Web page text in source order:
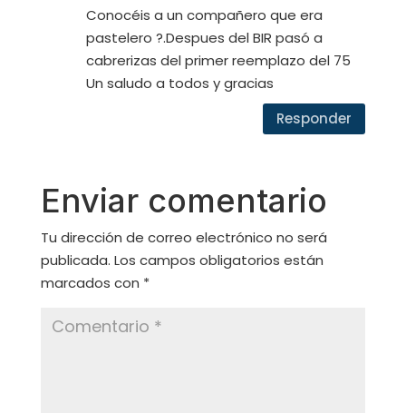
Conocéis a un compañero que era
pastelero ?.Despues del BIR pasó a
cabrerizas del primer reemplazo del 75
Un saludo a todos y gracias
Responder
Enviar comentario
Tu dirección de correo electrónico no será
publicada. Los campos obligatorios están
marcados con *